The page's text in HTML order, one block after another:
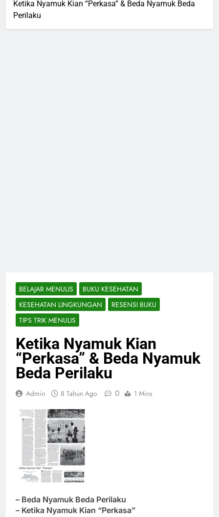
Ketika Nyamuk Kian “Perkasa” & Beda Nyamuk Beda
Perilaku
BELAJAR MENULIS
BUKU KESEHATAN
KESEHATAN LINGKUNGAN
RESENSI BUKU
TIPS TRIK MENULIS
Ketika Nyamuk Kian
“Perkasa” & Beda Nyamuk
Beda Perilaku
Admin 8 Tahun Ago 0 1 Mins
– Beda Nyamuk Beda Perilaku
– Ketika Nyamuk Kian “Perkasa”